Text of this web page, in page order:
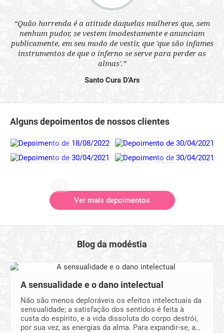
“Quão horrenda é a atitude daquelas mulheres que, sem
nenhum pudor, se vestem imodestamente e anunciam
publicamente, em seu modo de vestir, que 'que são infames
instrumentos de que o inferno se serve para perder as
almas'.”
Santo Cura D'Ars
Alguns depoimentos de nossos clientes
Ver mais depoimentos
Blog da modéstia
A sensualidade e o dano intelectual
Não são menos deploráveis os efeitos intelectuais da
sensualidade; a satisfação dos sentidos é feita à
custa do espírito, e a vida dissoluta do corpo destrói,
por sua vez, as energias da alma. Para expandir-se, a…